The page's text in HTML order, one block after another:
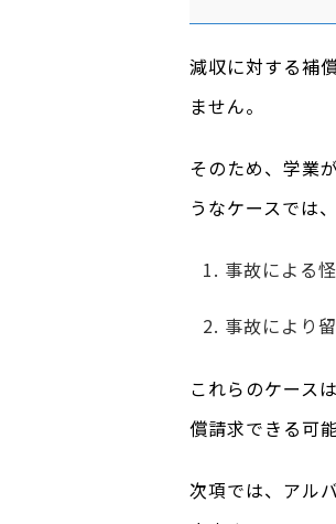
減収に対する補
ません。
そのため、学業
うなケースでは
事故による
事故により
これらのケース
償請求できる可
次項では、アル